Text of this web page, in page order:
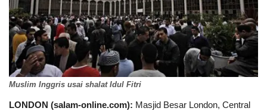
Muslim Inggris usai shalat Idul Fitri
LONDON (salam-online.com): Masjid Besar London, Central